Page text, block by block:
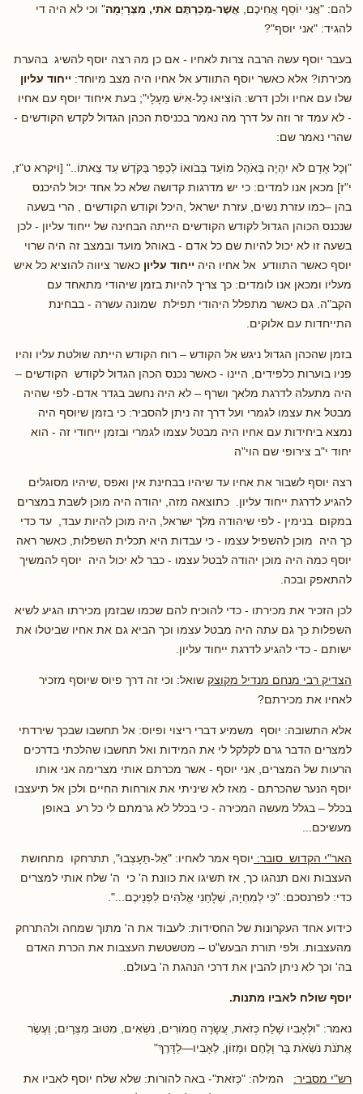
להם: "אֲנִי יוֹסֵף אֲחִיכֶם, אֲשֶׁר-מְכַרְתֶּם אֹתִי, מִצְרָיְמָה" וכי לא היה די
להגיד: "אני יוסף"?
בעבר יוסף עשה הרבה צרות לאחיו - אם כן מה רצה יוסף להשיג בהערת
מכירתו? אלא כאשר יוסף התוודע אל אחיו היה מצב מיוחד: ייחוד עליון
שלו עם אחיו ולכן דרש: הוֹצִיאוּ כָל-אִישׁ מֵעָלָי"; בעת איחוד יוסף עם אחיו
- לא עמד זר וזה על דרך מה נאמר בכניסת הכהן הגדול לקדש הקודשים -
שהרי נאמר שם:
"וְכָל אָדָם לֹא יִהְיֶה בְּאֹהֶל מוֹעֵד בְּבֹואוֹ לְכַפֵּר בַּקֹּדֶשׁ עַד צֵאתוֹ.." [ויקרא ט"ז,
י"ז] מכאן אנו למדים: כי יש מדרגות קדושה שלא כל אחד יכול להיכנס
בהן –כמו עזרת נשים, עזרת ישראל ,היכל וקודש הקודשים , הרי בשעה
שנכנס הכוהן הגדול לקודש הקודשים הייתה הבחינה של ייחוד עליון - לכן
בשעה זו לא יכול להיות שם כל אדם - באוהל מועד ובמצב זה היה שרוי
יוסף כאשר התוודע אל אחיו היה ייחוד עליון כאשר ציווה להוציא כל איש
מעליו ומכאן אנו לומדים: כך צריך להיות בזמן שיהודי מתאחד עם
הקב"ה. גם כאשר מתפלל היהודי תפילת שמונה עשרה - בבחינת
התייחדות עם אלוקים.
בזמן שהכהן הגדול ניגש אל הקודש – רוח הקודש הייתה שולטת עליו והיו
פניו בוערות כלפידים, היינו - כאשר נכנס הכהן הגדול לקודש הקודשים –
היה מתעלה לדרגת מלאך ושרף – לא היה נחשב בגדר אדם- לפי שהיה
מבטל את עצמו לגמרי ועל דרך זה ניתן להסביר: כי בזמן שיוסף היה
נמצא ביחידות עם אחיו היה מבטל עצמו לגמרי ובזמן ייחודי זה - הוא
יחוד י"ב צירופי שם הוי"ה
רצה יוסף לשבור את אחיו עד שיהיו בבחינת אין ואפס ,שיהיו מסוגלים
להגיע לדרגת ייחוד עליון. כתוצאה מזה, יהודה היה מוכן לשבת במצרים
במקום בנימין - לפי שיהודה מלך ישראל, היה מוכן להיות עבד, עד כדי
כך היה מוכן להשפיל עצמו - כי עבדות היא תכלית השפלות, כאשר ראה
יוסף כמה היה מוכן יהודה לבטל עצמו - כבר לא יכול היה יוסף להמשיך
להתאפק ובכה.
לכן הזכיר את מכירתו - כדי להוכיח להם שכמו שבזמן מכירתו הגיע לשיא
השפלות כך גם עתה היה מבטל עצמו וכך הביא גם את אחיו שביטלו את
ישותם - כדי להגיע לדרגת ייחוד עליון.
הצדיק רבי מנחם מנדיל מקוצק שואל: וכי זה דרך פיוס שיוסף מזכיר
לאחיו את מכירתם?
אלא התשובה: יוסף משמיע דברי ריצוי ופיוס: אל תחשבו שבכך שירדתי
למצרים הדבר גרם לקלקל לי את המידות ואל תחשבו שהלכתי בדרכים
הרעות של המצרים, אני יוסף - אשר מכרתם אותי מצרימה אני אותו
יוסף הנער שהכרתם - מאז לא שיניתי את אורחות החיים ולכן אל תיעצבו
בכלל – בגלל מעשה המכירה - כי בכלל לא גרמתם לי כל רע באופן
מעשיכם...
האר"י הקדוש סובר: יוסף אמר לאחיו: "אַל-תֵּעָצְבוּ", תתרחקו מתחושת
העצבות ואם תנהגו כך, אז תשיגו את כוונת ה' כי ה' שלח אותי למצרים
כדי: לפרנסכם: "כִּי לְמִחְיָה, שְׁלָחַנִי אֱלֹהִים לִפְנֵיכֶם...".
כידוע אחד העקרונות של החסידות: לעבוד את ה' מתוך שמחה ולהתרחק
מהעצבות. ולפי תורת הבעש"ט – מטשטשת העצבות את הכרת האדם
בה' וכך לא ניתן להבין את דרכי הנהגת ה' בעולם.
יוסף שולח לאביו מתנות.
נאמר: "וּלְאָבִיו שָׁלַח כְּזֹאת, עֲשָׂרָה חֲמֹורִים, נֹשְׂאִים, מִטּוּב מִצְרָיִם; וְעֶשֶׂר
אֲתֹנֹת נֹשְׂאֹת בָּר וָלֶחֶם וּמָזוֹן, לְאָבִיו—לַדָּרֶךְ"
רש"י מסביר: המילה: "כְּזֹאת"- באה להורות: שלא שלח יוסף לאביו את